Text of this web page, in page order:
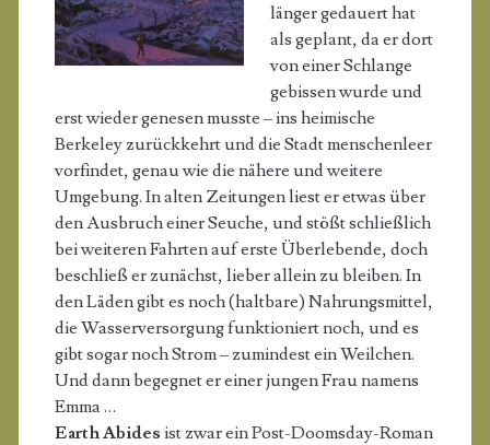
länger gedauert hat
als geplant, da er dort
von einer Schlange
gebissen wurde und
erst wieder genesen musste – ins heimische
Berkeley zurückkehrt und die Stadt menschenleer
vorfindet, genau wie die nähere und weitere
Umgebung. In alten Zeitungen liest er etwas über
den Ausbruch einer Seuche, und stößt schließlich
bei weiteren Fahrten auf erste Überlebende, doch
beschließ er zunächst, lieber allein zu bleiben. In
den Läden gibt es noch (haltbare) Nahrungsmittel,
die Wasserversorgung funktioniert noch, und es
gibt sogar noch Strom – zumindest ein Weilchen.
Und dann begegnet er einer jungen Frau namens
Emma …
Earth Abides ist zwar ein Post-Doomsday-Roman